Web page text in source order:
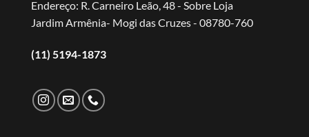
Endereço: R. Carneiro Leão, 48 - Sobre Loja
Jardim Armênia- Mogi das Cruzes - 08780-760
(11) 5194-1873